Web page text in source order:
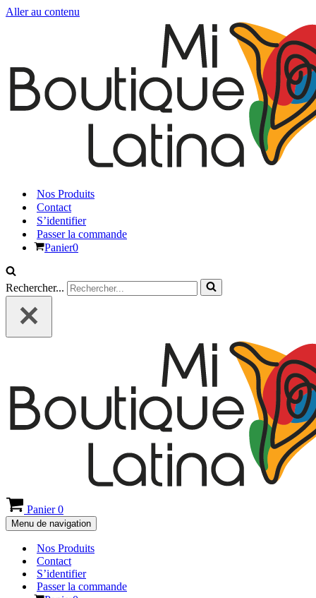
Aller au contenu
Nos Produits
Contact
S’identifier
Passer la commande
Panier0
Rechercher...
Panier0
Menu de navigation
Nos Produits
Contact
S’identifier
Passer la commande